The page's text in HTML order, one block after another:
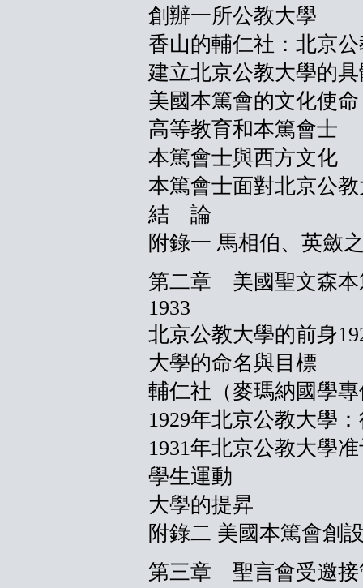
創辦一所公教大學
香山的輔仁社：北京
建立北京公教大學的
美國本篤會的文化使命
高等教育和本篤會士
本篤會士與西方文化
本篤會士面對北京公
結 論
附錄一 馬相伯、英斂
第二章 美國聖文森本
1933
北京公教大學的前身
大學的命名與目標
輔仁社（麥瑪納國學專
1929年北京公教大學
1931年北京公教大學
學生運動
大學的提昇
附錄二 美國本篤會創
第三章 聖言會受邀接